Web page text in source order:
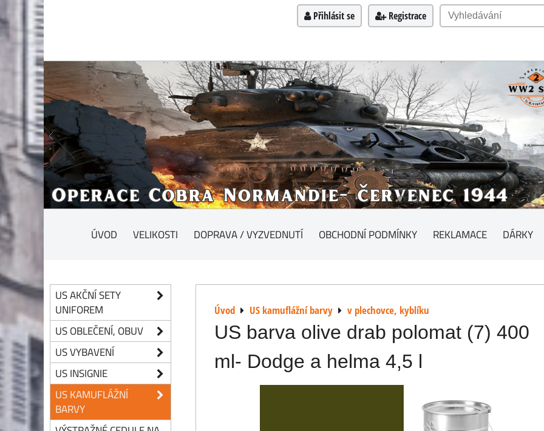
Přihlásit se Registrace
ÚVOD VELIKOSTI DOPRAVA / VYZVEDNUTÍ OBCHODNÍ PODMÍNKY REKLAMACE DÁRKY
Úvod US kamuflážní barvy v plechovce, kyblíku
US barva olive drab polomat (7) 400
ml- Dodge a helma 4,5 l
US AKČNÍ SETY
UNIFOREM
US OBLEČENÍ, OBUV
US VYBAVENÍ
US INSIGNIE
US KAMUFLÁŽNÍ
BARVY